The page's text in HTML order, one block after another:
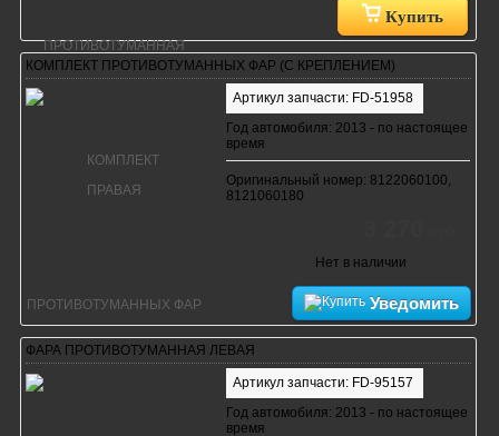
Купить
КОМПЛЕКТ ПРОТИВОТУМАННЫХ ФАР (С КРЕПЛЕНИЕМ)
Артикул запчасти: FD-51958
Год автомобиля: 2013 - по настоящее
время
Оригинальный номер: 8122060100,
8121060180
Нет в наличии
Уведомить
ФАРА ПРОТИВОТУМАННАЯ ЛЕВАЯ
Артикул запчасти: FD-95157
Год автомобиля: 2013 - по настоящее
время